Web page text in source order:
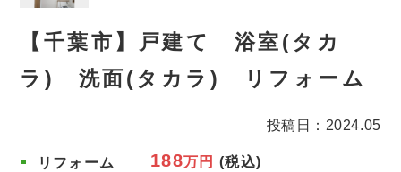
【千葉市】戸建て 浴室(タカ
ラ) 洗面(タカラ) リフォーム
投稿日：2024.05
リフォーム
188万円 (税込)